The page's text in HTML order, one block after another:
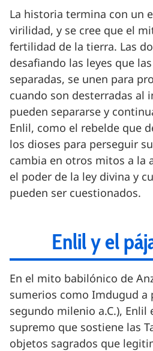
La historia termina con un
virilidad, y se cree que el
fertilidad de la tierra. Las
desafiando las leyes que
separadas, se unen para
cuando son desterradas al
pueden separarse y
Enlil, como el rebelde que
los dioses para perseguir
cambia en otros mitos a la
el poder de la ley divina y
pueden ser cuestionados.
Enlil y el
En el mito babilónico de
sumerios como Imdugud a
segundo milenio a.C.),
supremo que sostiene las
objetos sagrados que